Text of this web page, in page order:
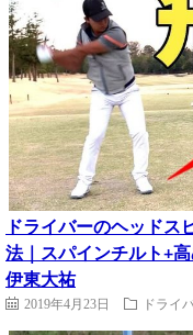
ドライバーのヘッドス
法｜スパインチルト+
伊東大祐
2019年4月23日 ドライ